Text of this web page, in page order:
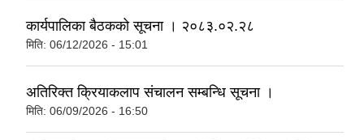
कार्यपालिका बैठकको सूचना । २०८३.०२.२८
मिति: 06/12/2026 - 15:01
अतिरिक्त क्रियाकलाप संचालन सम्बन्धि सूचना ।
मिति: 06/09/2026 - 16:50